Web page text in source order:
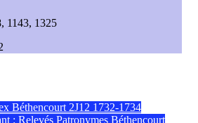
1143, 1325
Béthencourt 2J12 1732-1734
: Relevés Patronymes Béthencourt